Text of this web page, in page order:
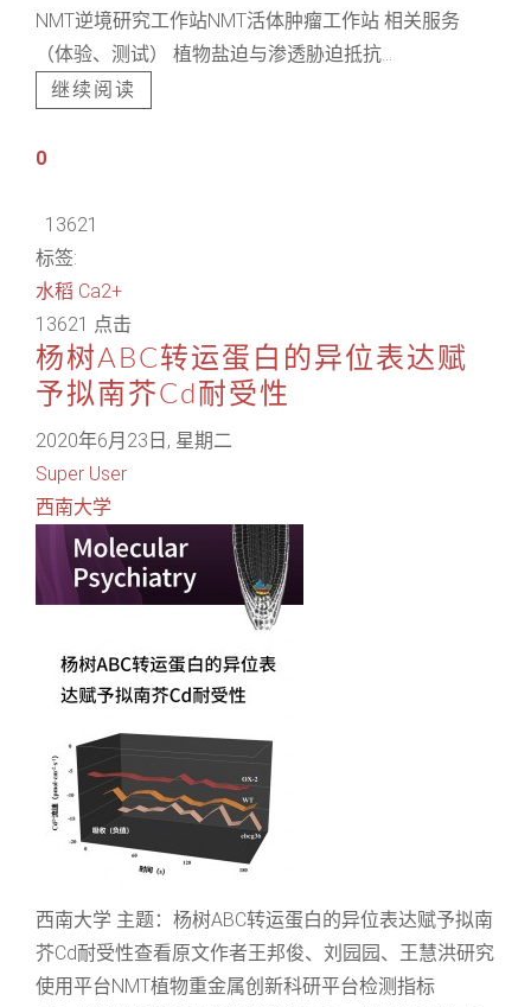
NMT逆境研究工作站NMT活体肿瘤工作站 相关服务
（体验、测试） 植物盐迫与渗透胁迫抵抗...
继续阅读
0
13621
标签:
水稻 Ca2+
13621 点击
杨树ABC转运蛋白的异位表达赋
予拟南芥Cd耐受性
2020年6月23日, 星期二
Super User
西南大学
西南大学 主题：杨树ABC转运蛋白的异位表达赋予拟南
芥Cd耐受性查看原文作者王邦俊、刘园园、王慧洪研究
使用平台NMT植物重金属创新科研平台检测指标